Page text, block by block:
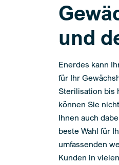
und
Enerdes kann
für Ihr
Sterilisation bis
können Sie
Ihnen auch
beste Wahl für
umfassenden
Kunden in